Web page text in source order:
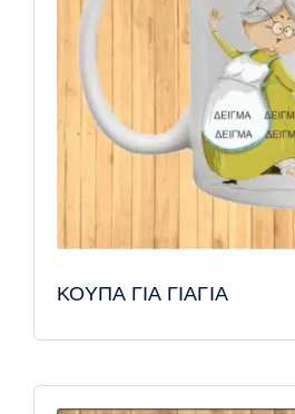
ΚΟΥΠΑ ΓΙΑ ΓΙΑΓΙΑ